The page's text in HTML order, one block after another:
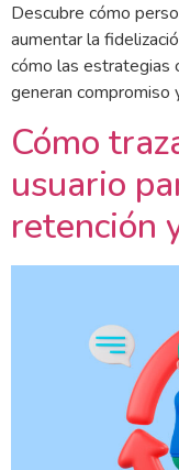
Descubre cómo
aumentar la
cómo las estrategias
generan compromiso
Cómo
usuario
retención